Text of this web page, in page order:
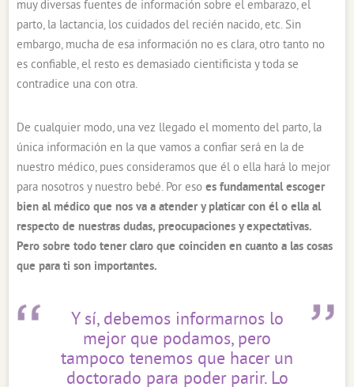
muy diversas fuentes de información sobre el embarazo, el
parto, la lactancia, los cuidados del recién nacido, etc. Sin
embargo, mucha de esa información no es clara, otro tanto no
es confiable, el resto es demasiado cientificista y toda se
contradice una con otra.
De cualquier modo, una vez llegado el momento del parto, la
única información en la que vamos a confiar será en la de
nuestro médico, pues consideramos que él o ella hará lo mejor
para nosotros y nuestro bebé. Por esoes fundamental escoger
bien al médico que nos va a atender y platicar con él o ella al
respecto de nuestras dudas, preocupaciones y expectativas.
Pero sobre todo tener claro que coinciden en cuanto a las cosas
que para ti son importantes.
Y sí, debemos informarnos lo
mejor que podamos, pero
tampoco tenemos que hacer un
doctorado para poder parir. Lo